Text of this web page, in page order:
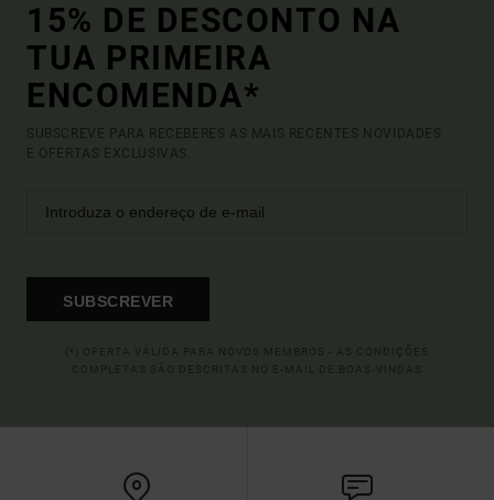
15% DE DESCONTO NA
TUA PRIMEIRA
ENCOMENDA*
SUBSCREVE PARA RECEBERES AS MAIS RECENTES NOVIDADES
E OFERTAS EXCLUSIVAS.
SUBSCREVER